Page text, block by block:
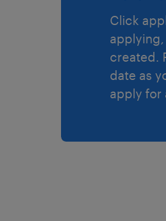
Click
applying,
created.
date as
apply for